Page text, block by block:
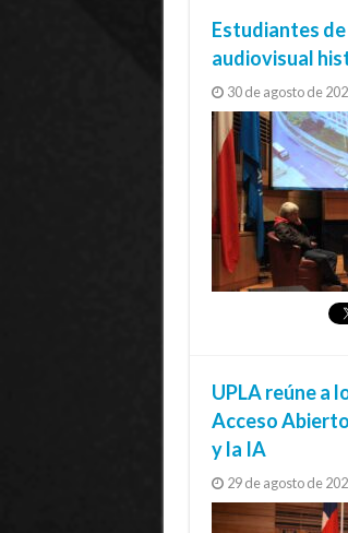
Estudiantes
audiovisual
30 de agosto de
UPLA reúne a
Acceso
y la IA
29 de agosto de